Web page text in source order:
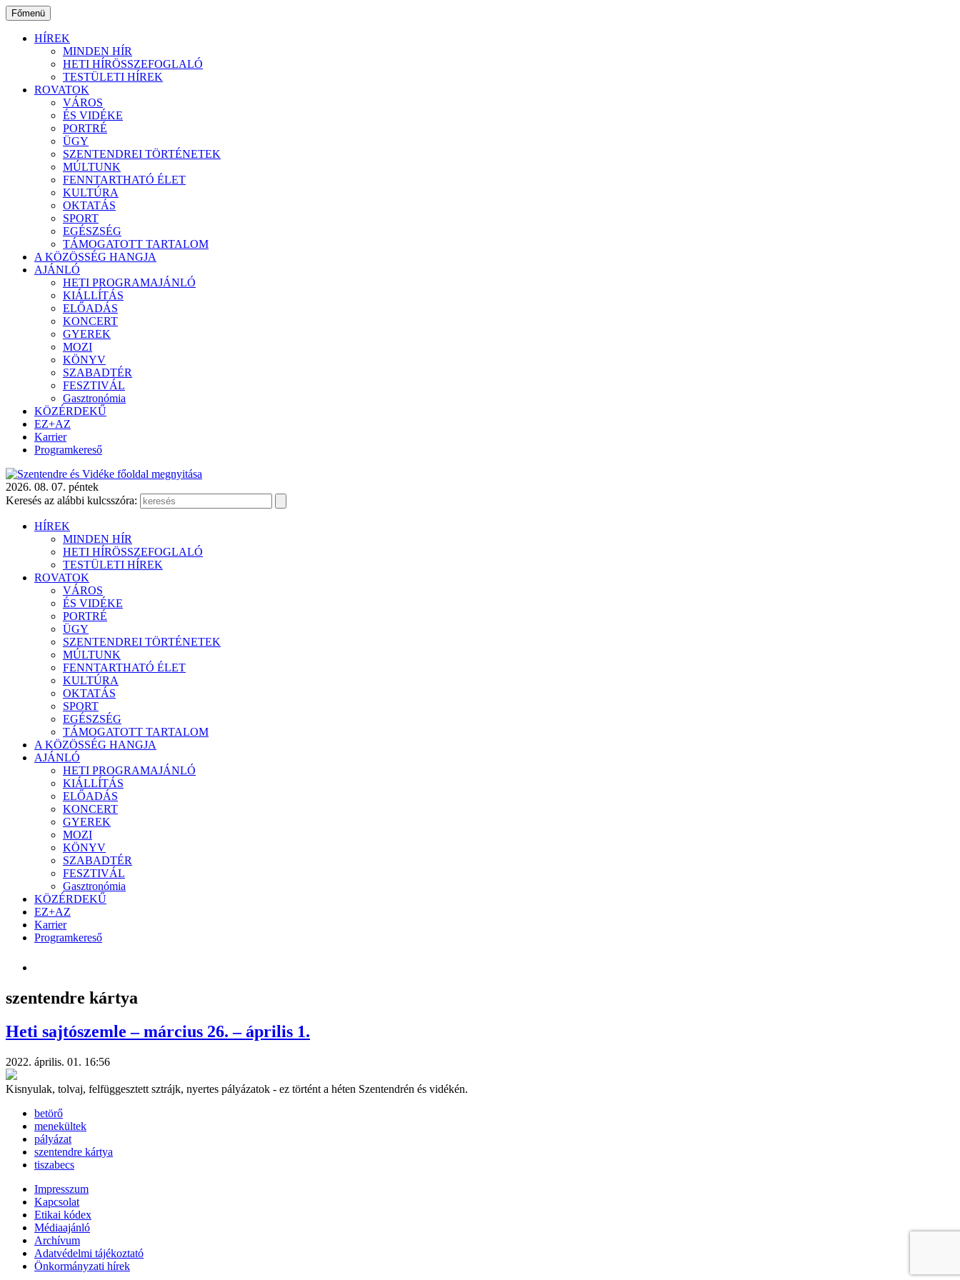
Ugrás
a
tartalomhoz
Főmenü
HÍREK
MINDEN HÍR
HETI HÍRÖSSZEFOGLALÓ
TESTÜLETI HÍREK
ROVATOK
VÁROS
ÉS VIDÉKE
PORTRÉ
ÜGY
SZENTENDREI TÖRTÉNETEK
MÚLTUNK
FENNTARTHATÓ ÉLET
KULTÚRA
OKTATÁS
SPORT
EGÉSZSÉG
TÁMOGATOTT TARTALOM
A KÖZÖSSÉG HANGJA
AJÁNLÓ
HETI PROGRAMAJÁNLÓ
KIÁLLÍTÁS
ELŐADÁS
KONCERT
GYEREK
MOZI
KÖNYV
SZABADTÉR
FESZTIVÁL
Gasztronómia
KÖZÉRDEKŰ
EZ+AZ
Karrier
Programkereső
2026. 08. 07. péntek
Keresés az alábbi kulcsszóra:
HÍREK
MINDEN HÍR
HETI HÍRÖSSZEFOGLALÓ
TESTÜLETI HÍREK
ROVATOK
VÁROS
ÉS VIDÉKE
PORTRÉ
ÜGY
SZENTENDREI TÖRTÉNETEK
MÚLTUNK
FENNTARTHATÓ ÉLET
KULTÚRA
OKTATÁS
SPORT
EGÉSZSÉG
TÁMOGATOTT TARTALOM
A KÖZÖSSÉG HANGJA
AJÁNLÓ
HETI PROGRAMAJÁNLÓ
KIÁLLÍTÁS
ELŐADÁS
KONCERT
GYEREK
MOZI
KÖNYV
SZABADTÉR
FESZTIVÁL
Gasztronómia
KÖZÉRDEKŰ
EZ+AZ
Karrier
Programkereső
szentendre kártya
Heti sajtószemle – március 26. – április 1.
2022. április. 01. 16:56
Kisnyulak, tolvaj, felfüggesztett sztrájk, nyertes pályázatok - ez történt a héten Szentendrén és vidékén.
betörő
menekültek
pályázat
szentendre kártya
tiszabecs
Impresszum
Kapcsolat
Etikai kódex
Médiaajánló
Archívum
Adatvédelmi tájékoztató
Önkormányzati hírek